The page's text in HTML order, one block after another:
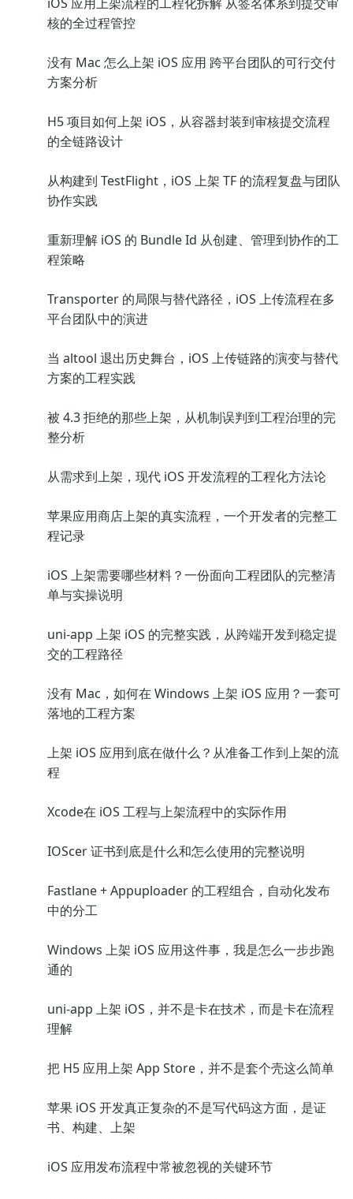
核的全过程管控
没有 Mac 怎么上架 iOS 应用 跨平台团队的可行交付
方案分析
H5 项目如何上架 iOS，从容器封装到审核提交流程
的全链路设计
从构建到 TestFlight，iOS 上架 TF 的流程复盘与团队
协作实践
重新理解 iOS 的 Bundle Id 从创建、管理到协作的工
程策略
Transporter 的局限与替代路径，iOS 上传流程在多
平台团队中的演进
当 altool 退出历史舞台，iOS 上传链路的演变与替代
方案的工程实践
被 4.3 拒绝的那些上架，从机制误判到工程治理的完
整分析
从需求到上架，现代 iOS 开发流程的工程化方法论
苹果应用商店上架的真实流程，一个开发者的完整工
程记录
iOS 上架需要哪些材料？一份面向工程团队的完整清
单与实操说明
uni-app 上架 iOS 的完整实践，从跨端开发到稳定提
交的工程路径
没有 Mac，如何在 Windows 上架 iOS 应用？一套可
落地的工程方案
上架 iOS 应用到底在做什么？从准备工作到上架的流
程
Xcode在 iOS 工程与上架流程中的实际作用
IOScer 证书到底是什么和怎么使用的完整说明
Fastlane + Appuploader 的工程组合，自动化发布
中的分工
Windows 上架 iOS 应用这件事，我是怎么一步步跑
通的
uni-app 上架 iOS，并不是卡在技术，而是卡在流程
理解
把 H5 应用上架 App Store，并不是套个壳这么简单
苹果 iOS 开发真正复杂的不是写代码这方面，是证
书、构建、上架
iOS 应用发布流程中常被忽视的关键环节